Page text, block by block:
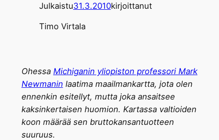
Julkaistu31.3.2010kirjoittanut
Timo Virtala
Ohessa Michiganin yliopiston professori Mark
Newmanin laatima maailmankartta, jota olen
ennenkin esitellyt, mutta joka ansaitsee
kaksinkertaisen huomion. Kartassa valtioiden
koon määrää sen bruttokansantuotteen
suuruus.